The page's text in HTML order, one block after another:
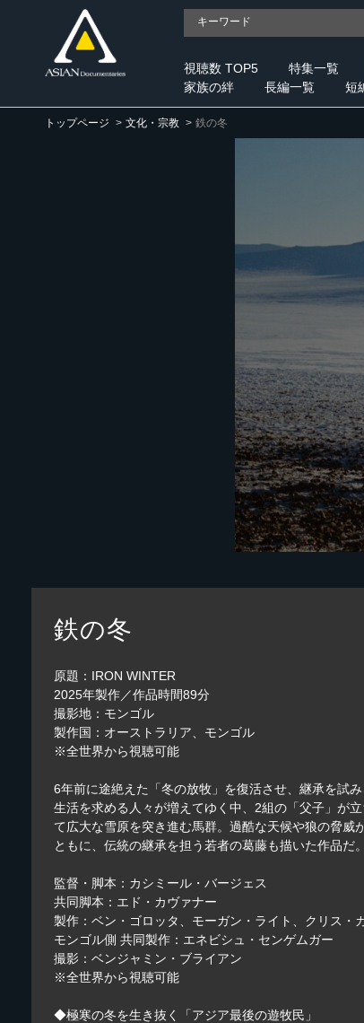
視聴数 TOP5 特集一覧
家族の絆
長編一覧 短
トップページ 文化・宗教 鉄の冬
鉄の冬
原題：IRON WINTER
2025年製作／作品時間89分
撮影地：モンゴル
製作国：オーストラリア、モンゴル
※全世界から視聴可能
6年前に途絶えた「冬の放牧」を復活させ、継承を試
生活を求める人々が増えてゆく中、2組の「父子」が
て広大な雪原を突き進む馬群。過酷な天候や狼の脅
ともに、伝統の継承を担う若者の葛藤も描いた作品だ。
監督・脚本：カシミール・バージェス
共同脚本：エド・カヴァナー
製作：ベン・ゴロッタ、モーガン・ライト、クリス・
モンゴル側 共同製作：エネビシュ・センゲムガー
撮影：ベンジャミン・ブライアン
※全世界から視聴可能
◆極寒の冬を生き抜く「アジア最後の遊牧民」